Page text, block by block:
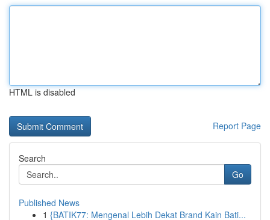
HTML is disabled
Report Page
Search
Go
Published News
1 {BATIK77: Mengenal Lebih Dekat Brand Kain Bati...